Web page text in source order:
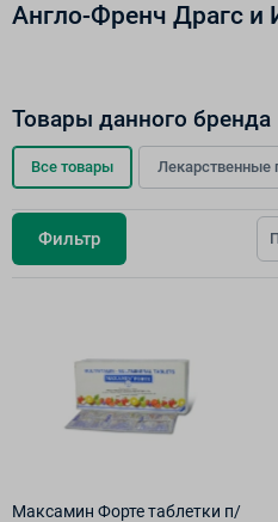
Англо-Френч Драгс и
Товары данного бренда
Все товары Лекарственные
Фильтр
Максамин Форте таблетки п/